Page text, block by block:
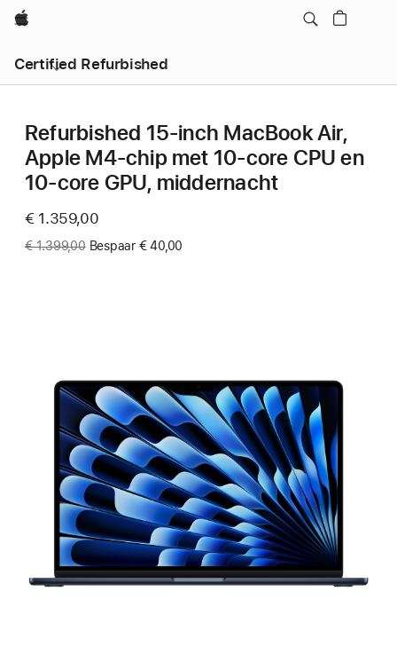
Apple
Certified Refurbished
Refurbished 15-inch MacBook Air,
Apple M4-chip met 10‑core CPU en
10‑core GPU, middernacht
Now
€ 1.359,00
Was
€ 1.399,00 Bespaar € 40,00